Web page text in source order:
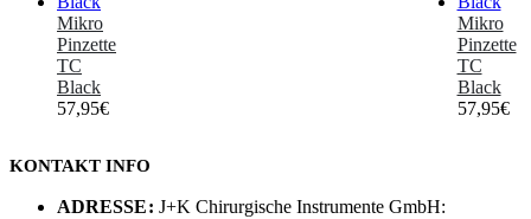
Mikro
Pinzette
TC
Black
57,95€
Mikro
Pinzette
TC
Black
57,95€
KONTAKT INFO
ADRESSE: J+K Chirurgische Instrumente GmbH: